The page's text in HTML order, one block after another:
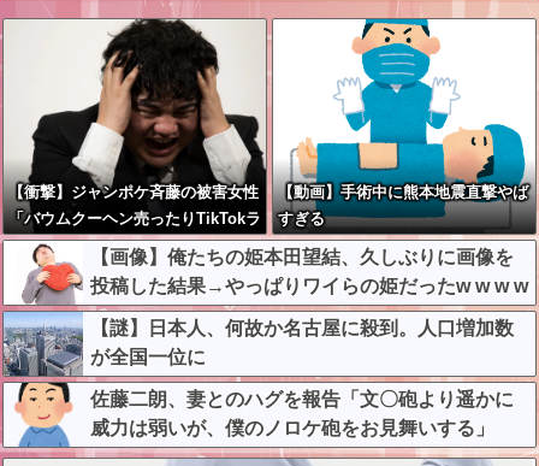
【衝撃】ジャンポケ斉藤の被害女性
「バウムクーヘン売ったりTikTokラ
イブしててムカついたから示談しな
かった」←コレってさ…
【動画】手術中に熊本地震直撃やば
すぎる
【画像】俺たちの姫本田望結、久しぶりに画像を
投稿した結果→やっぱりワイらの姫だったw w w w
w w w w w w
【謎】日本人、何故か名古屋に殺到。人口増加数
が全国一位に
佐藤二朗、妻とのハグを報告「文〇砲より遥かに
威力は弱いが、僕のノロケ砲をお見舞いする」